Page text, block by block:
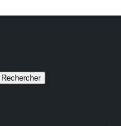
Rechercher